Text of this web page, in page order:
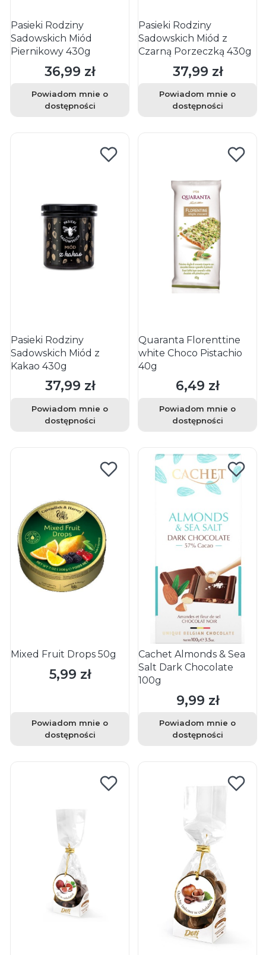
Pasieki Rodziny
Sadowskich Miód
Piernikowy 430g
Cena
36,99 zł
Powiadom mnie o
dostępności
Pasieki Rodziny
Sadowskich Miód z
Czarną Porzeczką 430g
Cena
37,99 zł
Powiadom mnie o
dostępności
Pasieki Rodziny
Sadowskich Miód z
Kakao 430g
Cena
37,99 zł
Powiadom mnie o
dostępności
Quaranta Florenttine
white Choco Pistachio
40g
Cena
6,49 zł
Powiadom mnie o
dostępności
Mixed Fruit Drops 50g
Cena
5,99 zł
Powiadom mnie o
dostępności
Cachet Almonds & Sea
Salt Dark Chocolate
100g
Cena
9,99 zł
Powiadom mnie o
dostępności